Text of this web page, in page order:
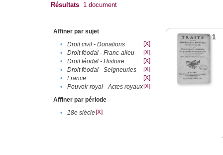
Résultats 1 document
Affiner par sujet
•
Droit civil - Donations
[X]
•
Droit féodal - Franc-alleu‎
[X]
•
Droit féodal - Histoire
[X]
•
Droit féodal - Seigneuries
[X]
•
France
[X]
•
Pouvoir royal - Actes royaux[X]
Affiner par période
•
18e siècle[X]
1